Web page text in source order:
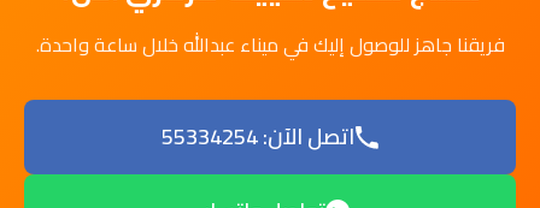
فريقنا جاهز للوصول إليك في ميناء عبدالله خلال ساعة واحدة.
اتصل الآن: 55334254